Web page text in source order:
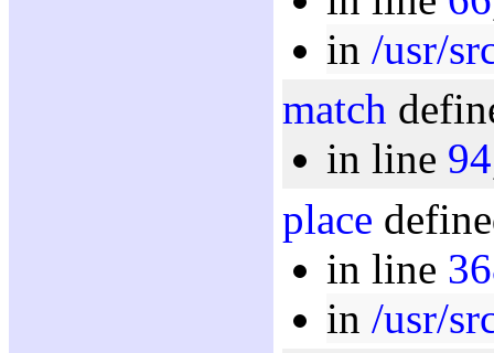
in /usr/
match
in line 94
place
in line
in /usr/